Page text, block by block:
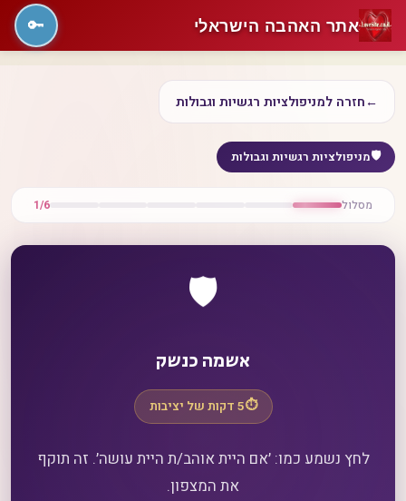
←חזרה למניפולציות רגשיות וגבולות
🛡️מניפולציות רגשיות וגבולות
מסלול 1/6
🛡️
אשמה כנשק
⏱️5 דקות של יציבות
לחץ נשמע כמו: ׳אם היית אוהב/ת היית עושה׳. זה תוקף
אתר האהבה הישראלי 🔑